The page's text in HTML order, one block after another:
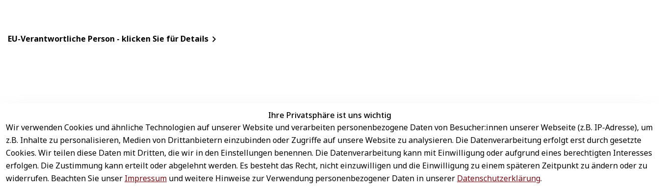
EU-Verantwortliche Person - klicken Sie für Details
Ihre Privatsphäre ist uns wichtig
Wir verwenden Cookies und ähnliche Technologien auf unserer Website und verarbeiten personenbezogene Daten von Besucher:innen unserer Webseite (z.B. IP-Adresse), um
z.B. Inhalte zu personalisieren, Medien von Drittanbietern einzubinden oder Zugriffe auf unsere Website zu analysieren. Die Datenverarbeitung erfolgt erst durch gesetzte
Cookies. Wir teilen diese Daten mit Dritten, die wir in den Einstellungen benennen. Die Datenverarbeitung kann mit Einwilligung oder aufgrund eines berechtigten Interesses
erfolgen. Die Zustimmung kann erteilt oder abgelehnt werden. Es besteht das Recht, nicht einzuwilligen und die Einwilligung zu einem späteren Zeitpunkt zu ändern oder zu
widerrufen. Beachten Sie unser Impressum und weitere Hinweise zur Verwendung personenbezogener Daten in unserer Datenschutzerklärung.
Rechtliches
AGB
Impressum
Datenschutz
Service
Kontakt
Registrieren
Zahlung & Versand
Sichere Zahlungsarten
Schneller Versand